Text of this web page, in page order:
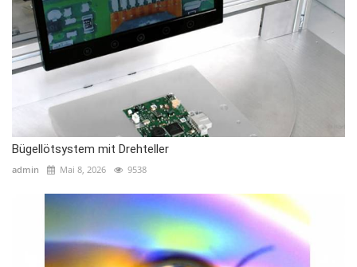
Bügellötsystem mit Drehteller
admin Mai 8, 2026 9538